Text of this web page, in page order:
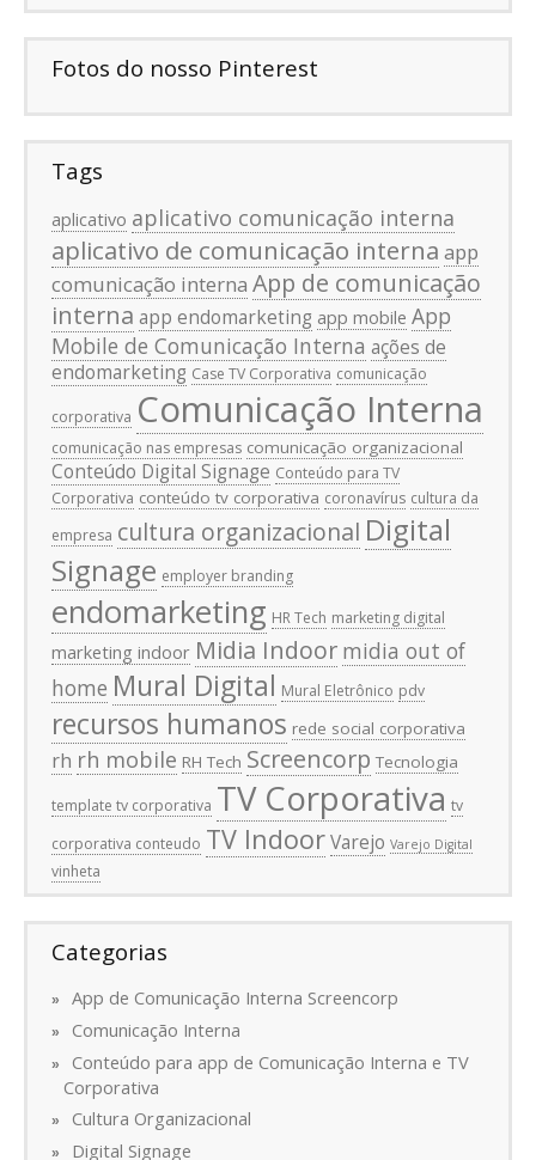
Fotos do nosso Pinterest
Tags
aplicativo aplicativo comunicação interna
aplicativo de comunicação interna app
comunicação interna App de comunicação
interna app endomarketing app mobile App
Mobile de Comunicação Interna ações de
endomarketing Case TV Corporativa comunicação
corporativa Comunicação Interna
comunicação nas empresas comunicação organizacional
Conteúdo Digital Signage Conteúdo para TV
Corporativa conteúdo tv corporativa coronavírus cultura da
empresa cultura organizacional Digital
Signage employer branding
endomarketing HR Tech marketing digital
marketing indoor Midia Indoor midia out of
home Mural Digital Mural Eletrônico pdv
recursos humanos rede social corporativa
rh rh mobile RH Tech Screencorp Tecnologia
template tv corporativa TV Corporativa tv
corporativa conteudo TV IndoorVarejo Varejo Digital
vinheta
Categorias
App de Comunicação Interna Screencorp
Comunicação Interna
Conteúdo para app de Comunicação Interna e TV
Corporativa
Cultura Organizacional
Digital Signage